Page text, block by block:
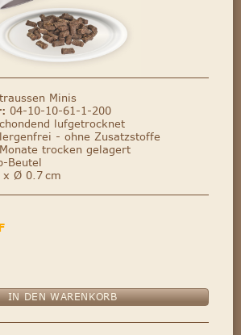
Minis
04-10-10-61-1-200
lufgetrocknet
- ohne Zusatzstoffe
trocken gelagert
Beutel
x Ø 0.7 cm